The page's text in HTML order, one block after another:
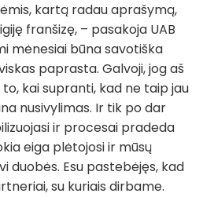
kartą radau aprašymą,
franšizę, – pasakoja UAB
mėnesiai būna savotiška
paprasta. Galvoji, jog aš
to, kai supranti, kad ne taip jau
nusivylimas. Ir tik po dar
ir procesai pradeda
eiga plėtojosi ir mūsų
duobės. Esu pastebėjęs, kad
su kuriais dirbame.